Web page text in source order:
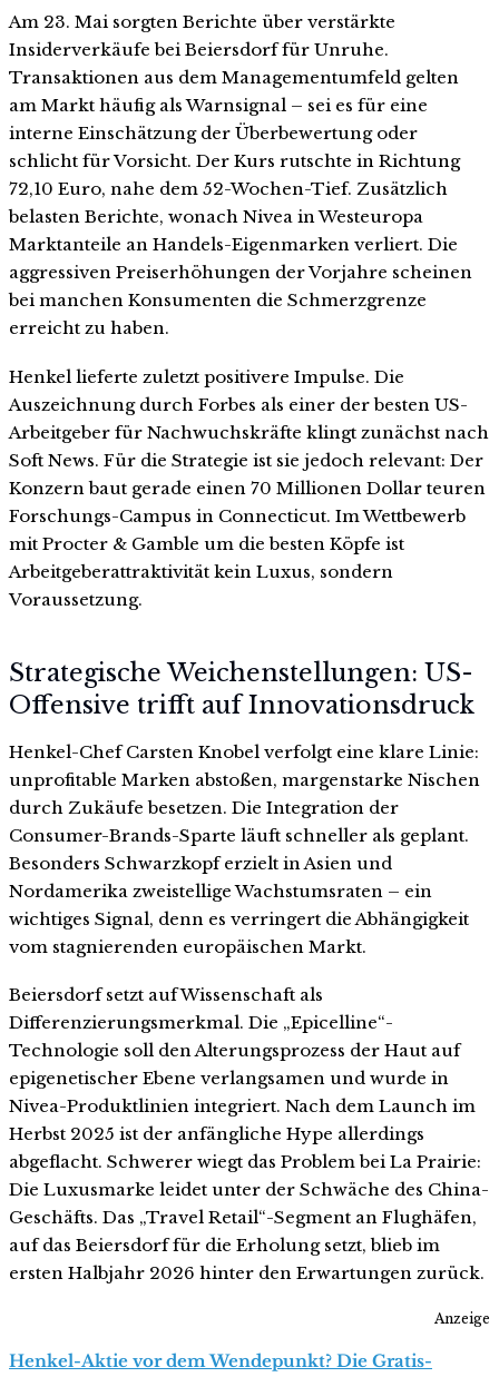
Am 23. Mai sorgten Berichte über verstärkte
Insiderverkäufe bei Beiersdorf für Unruhe.
Transaktionen aus dem Managementumfeld gelten
am Markt häufig als Warnsignal – sei es für eine
interne Einschätzung der Überbewertung oder
schlicht für Vorsicht. Der Kurs rutschte in Richtung
72,10 Euro, nahe dem 52-Wochen-Tief. Zusätzlich
belasten Berichte, wonach Nivea in Westeuropa
Marktanteile an Handels-Eigenmarken verliert. Die
aggressiven Preiserhöhungen der Vorjahre scheinen
bei manchen Konsumenten die Schmerzgrenze
erreicht zu haben.
Henkel lieferte zuletzt positivere Impulse. Die
Auszeichnung durch Forbes als einer der besten US-
Arbeitgeber für Nachwuchskräfte klingt zunächst nach
Soft News. Für die Strategie ist sie jedoch relevant: Der
Konzern baut gerade einen 70 Millionen Dollar teuren
Forschungs-Campus in Connecticut. Im Wettbewerb
mit Procter & Gamble um die besten Köpfe ist
Arbeitgeberattraktivität kein Luxus, sondern
Voraussetzung.
Strategische Weichenstellungen: US-
Offensive trifft auf Innovationsdruck
Henkel-Chef Carsten Knobel verfolgt eine klare Linie:
unprofitable Marken abstoßen, margenstarke Nischen
durch Zukäufe besetzen. Die Integration der
Consumer-Brands-Sparte läuft schneller als geplant.
Besonders Schwarzkopf erzielt in Asien und
Nordamerika zweistellige Wachstumsraten – ein
wichtiges Signal, denn es verringert die Abhängigkeit
vom stagnierenden europäischen Markt.
Beiersdorf setzt auf Wissenschaft als
Differenzierungsmerkmal. Die „Epicelline“-
Technologie soll den Alterungsprozess der Haut auf
epigenetischer Ebene verlangsamen und wurde in
Nivea-Produktlinien integriert. Nach dem Launch im
Herbst 2025 ist der anfängliche Hype allerdings
abgeflacht. Schwerer wiegt das Problem bei La Prairie:
Die Luxusmarke leidet unter der Schwäche des China-
Geschäfts. Das „Travel Retail“-Segment an Flughäfen,
auf das Beiersdorf für die Erholung setzt, blieb im
ersten Halbjahr 2026 hinter den Erwartungen zurück.
Anzeige
Henkel-Aktie vor dem Wendepunkt? Die Gratis-